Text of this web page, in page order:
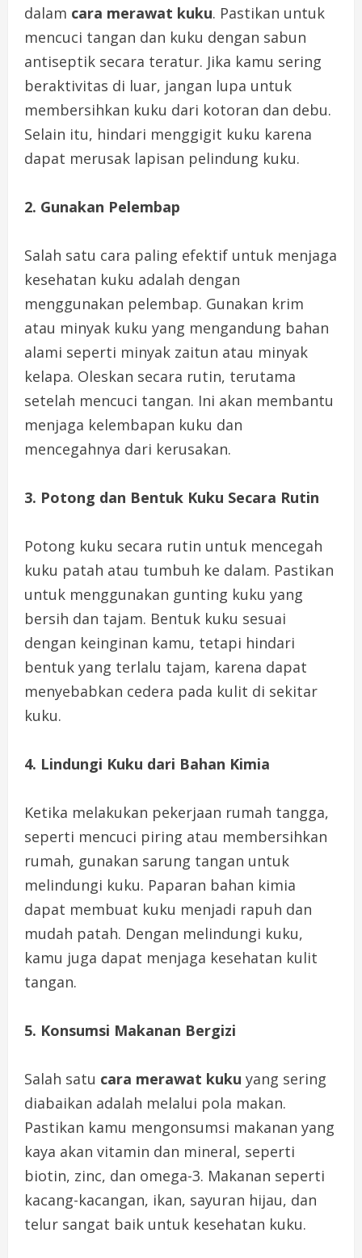
dalam cara merawat kuku. Pastikan untuk
mencuci tangan dan kuku dengan sabun
antiseptik secara teratur. Jika kamu sering
beraktivitas di luar, jangan lupa untuk
membersihkan kuku dari kotoran dan debu.
Selain itu, hindari menggigit kuku karena
dapat merusak lapisan pelindung kuku.
2. Gunakan Pelembap
Salah satu cara paling efektif untuk menjaga
kesehatan kuku adalah dengan
menggunakan pelembap. Gunakan krim
atau minyak kuku yang mengandung bahan
alami seperti minyak zaitun atau minyak
kelapa. Oleskan secara rutin, terutama
setelah mencuci tangan. Ini akan membantu
menjaga kelembapan kuku dan
mencegahnya dari kerusakan.
3. Potong dan Bentuk Kuku Secara Rutin
Potong kuku secara rutin untuk mencegah
kuku patah atau tumbuh ke dalam. Pastikan
untuk menggunakan gunting kuku yang
bersih dan tajam. Bentuk kuku sesuai
dengan keinginan kamu, tetapi hindari
bentuk yang terlalu tajam, karena dapat
menyebabkan cedera pada kulit di sekitar
kuku.
4. Lindungi Kuku dari Bahan Kimia
Ketika melakukan pekerjaan rumah tangga,
seperti mencuci piring atau membersihkan
rumah, gunakan sarung tangan untuk
melindungi kuku. Paparan bahan kimia
dapat membuat kuku menjadi rapuh dan
mudah patah. Dengan melindungi kuku,
kamu juga dapat menjaga kesehatan kulit
tangan.
5. Konsumsi Makanan Bergizi
Salah satu cara merawat kuku yang sering
diabaikan adalah melalui pola makan.
Pastikan kamu mengonsumsi makanan yang
kaya akan vitamin dan mineral, seperti
biotin, zinc, dan omega-3. Makanan seperti
kacang-kacangan, ikan, sayuran hijau, dan
telur sangat baik untuk kesehatan kuku.